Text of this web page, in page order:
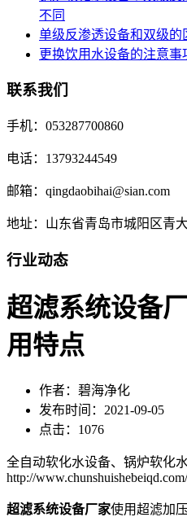
不同
单级反渗透设备和双级的
更换饮用水设备的注意事
联系我们
手机：053287700860
电话：13793244549
邮箱：qingdaobihai@sian.com
地址：山东省青岛市城阳区青
行业动态
超滤系统设备
用特点
作者：碧海净化
发布时间：2021-09-05
点击：1076
全自动软化水设备、锅炉软化
http://www.chunshuishebeiqd.com/
超滤系统设备厂家使用超滤加